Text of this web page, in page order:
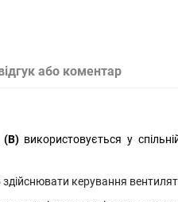
або коментар
(В) використовується у
керування